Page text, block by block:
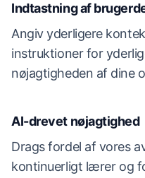
Indtastning af
Angiv yderligere
instruktioner for
nøjagtigheden af dine
AI-drevet nøjagtighed
Drags fordel af vores
kontinuerligt lærer og